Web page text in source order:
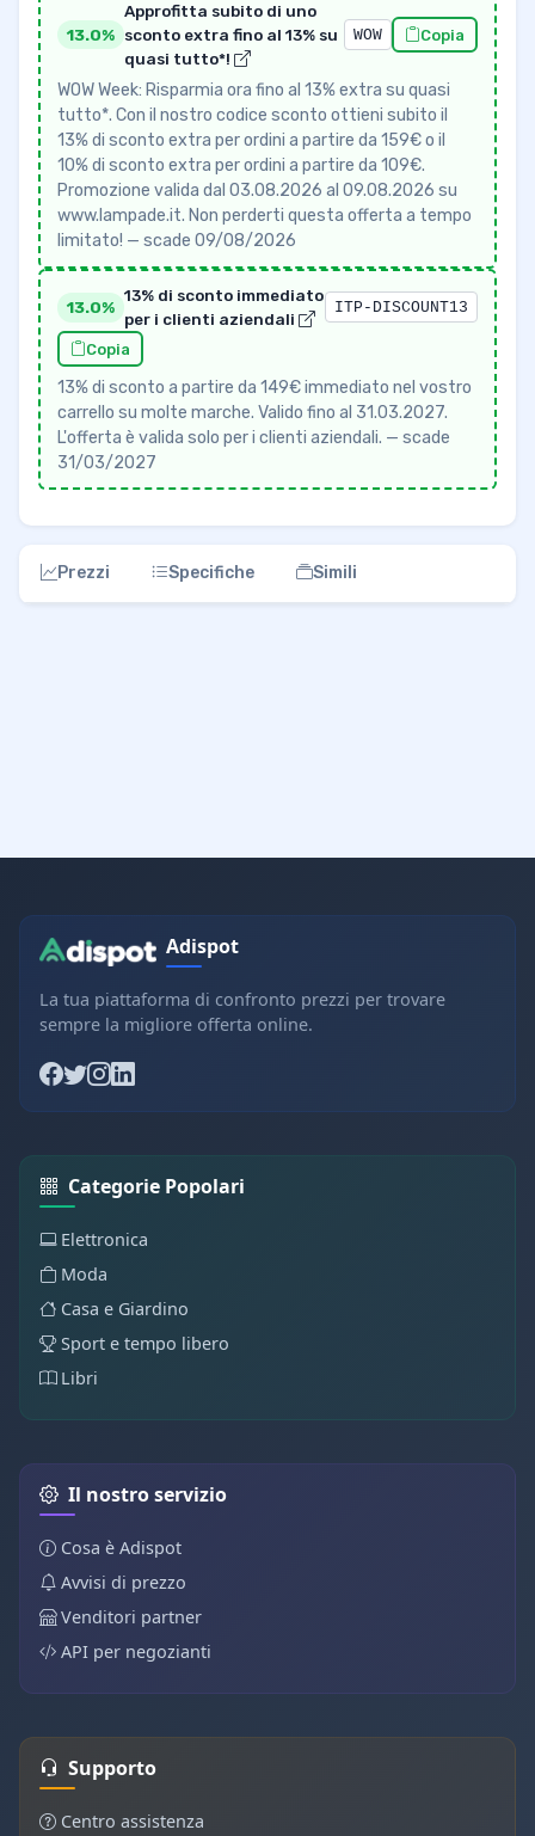
13.0%
Approfitta subito di uno
sconto extra fino al 13% su
quasi tutto*!
WOW Copia
WOW Week: Risparmia ora fino al 13% extra su quasi
tutto*. Con il nostro codice sconto ottieni subito il
13% di sconto extra per ordini a partire da 159€ o il
10% di sconto extra per ordini a partire da 109€.
Promozione valida dal 03.08.2026 al 09.08.2026 su
www.lampade.it. Non perderti questa offerta a tempo
limitato! — scade 09/08/2026
13.0%
13% di sconto immediato
per i clienti aziendali
ITP-DISCOUNT13
Copia
13% di sconto a partire da 149€ immediato nel vostro
carrello su molte marche. Valido fino al 31.03.2027.
L'offerta è valida solo per i clienti aziendali. — scade
31/03/2027
Prezzi Specifiche Simili
Adispot
La tua piattaforma di confronto prezzi per trovare
sempre la migliore offerta online.
Categorie Popolari
Elettronica
Moda
Casa e Giardino
Sport e tempo libero
Libri
Il nostro servizio
Cosa è Adispot
Avvisi di prezzo
Venditori partner
API per negozianti
Supporto
Centro assistenza